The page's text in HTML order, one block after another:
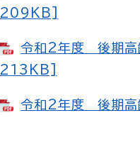
209KB]
令和2年度 後期高
213KB]
令和2年度 後期高